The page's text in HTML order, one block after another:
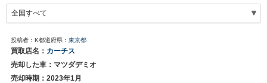
投稿者：K都道府県： 東京都
買取店名： カーチス
売却した車：マツダデミオ
売却時期：2023年1月